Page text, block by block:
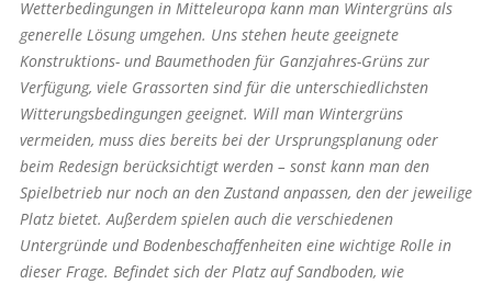
Wetterbedingungen in Mitteleuropa kann man Wintergrüns als
generelle Lösung umgehen. Uns stehen heute geeignete
Konstruktions- und Baumethoden für Ganzjahres-Grüns zur
Verfügung, viele Grassorten sind für die unterschiedlichsten
Witterungsbedingungen geeignet. Will man Wintergrüns
vermeiden, muss dies bereits bei der Ursprungsplanung oder
beim Redesign berücksichtigt werden – sonst kann man den
Spielbetrieb nur noch an den Zustand anpassen, den der jeweilige
Platz bietet. Außerdem spielen auch die verschiedenen
Untergründe und Bodenbeschaffenheiten eine wichtige Rolle in
dieser Frage. Befindet sich der Platz auf Sandboden, wie